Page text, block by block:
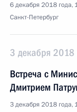
6 декабря 2018 года,
Санкт-Петербург
3 декабря 2018
Встреча с
Дмитрием
3 декабря 2018 года,